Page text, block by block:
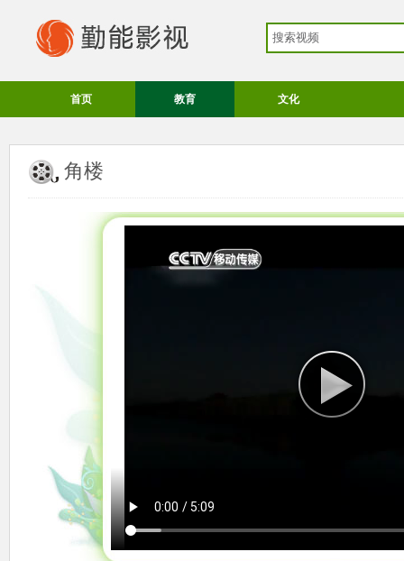
首页 教育 文化
角楼